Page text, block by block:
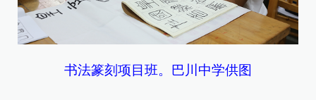
书法篆刻项目班。巴川中学供图